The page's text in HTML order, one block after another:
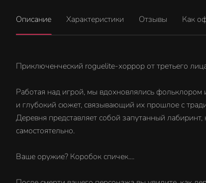
Описание Характеристики Отзывы Как
Приключенческий roguelite-хоррор от третьего
Работая над игрой, мы вдохновлялись
и глубокий сюжет, связывающий их прошлое с
Деревня представляет собой запутанный
самостоятельно.
Ваше оружие? Коробок спичек....